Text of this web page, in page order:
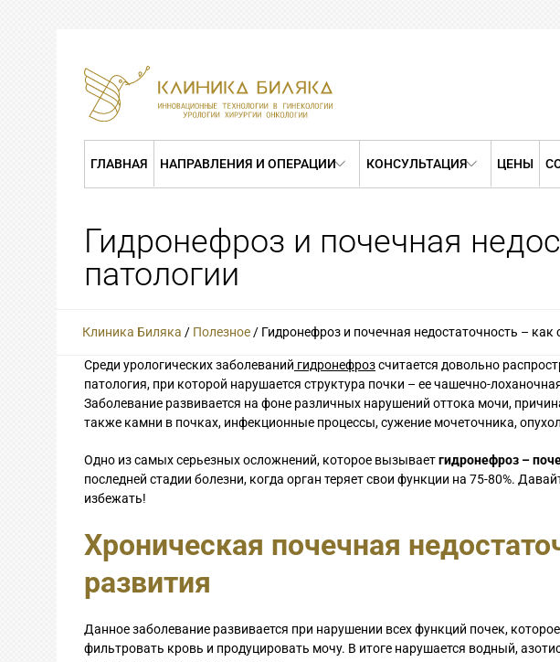
ГЛАВНАЯ НАПРАВЛЕНИЯ И ОПЕРАЦИИ КОНСУЛЬТАЦИЯ ЦЕНЫ
Гидронефроз и почечная
патологии
Клиника Биляка / Полезное / Гидронефроз и почечная недостаточность – как
Среди урологических заболеваний гидронефрозсчитается довольно
патология, при которой нарушается структура почки – ее чашечно-
Заболевание развивается на фоне различных нарушений оттока мочи,
также камни в почках, инфекционные процессы, сужение мочеточника,
Одно из самых серьезных осложнений, которое вызываетгидронефроз –
последней стадии болезни, когда орган теряет свои функции на 75-80%.
избежать!
Хроническая почечная
развития
Данное заболевание развивается при нарушении всех функций почек,
фильтровать кровь и продуцировать мочу. В итоге нарушается водный,